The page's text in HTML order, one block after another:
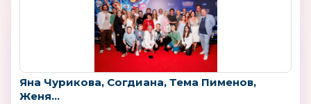
Яна Чурикова, Согдиана, Тема Пименов,
Женя...